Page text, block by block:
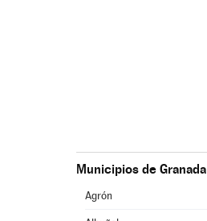
Municipios de Granada
Agrón